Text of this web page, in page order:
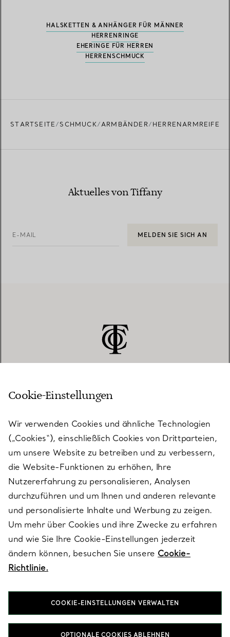
HALSKETTEN & ANHÄNGER FÜR MÄNNER
HERRENRINGE
EHERINGE FÜR HERREN
HERRENSCHMUCK
STARTSEITE SCHMUCK ARMBÄNDER HERRENARMREIFE
Aktuelles von Tiffany
E-MAIL MELDEN SIE SICH AN
KUNDENSERVICE
SERVICES
ÜBER TIFFANY & CO.
RECHTLICHE HINWEISE
FOLGEN SIE UNS
Cookie-Einstellungen
Wir verwenden Cookies und ähnliche Technologien
(„Cookies“), einschließlich Cookies von Drittparteien,
um unsere Website zu betreiben und zu verbessern,
die Website-Funktionen zu erhöhen, Ihre
Nutzererfahrung zu personalisieren, Analysen
durchzuführen und um Ihnen und anderen relevante
und personalisierte Inhalte und Werbung zu zeigen.
Um mehr über Cookies und ihre Zwecke zu erfahren
und wie Sie Ihre Cookie-Einstellungen jederzeit
ändern können, besuchen Sie unsere Cookie-
Richtlinie.
COOKIE-EINSTELLUNGEN VERWALTEN
OPTIONALE COOKIES ABLEHNEN